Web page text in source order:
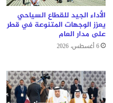
الأداء الجيد للقطاع السياحي
يعزز الوجهات المتنوعة في قطر
على مدار العام
6 أغسطس، 2026